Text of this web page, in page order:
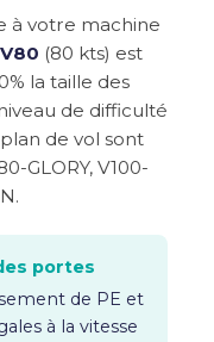
à votre machine
V80 (80 kts) est
la taille des
de difficulté
de vol sont
GLORY, V100-
portes
de PE et
à la vitesse